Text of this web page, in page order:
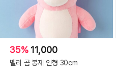
35% 11,000
벨리 곰 봉제 인형 30cm